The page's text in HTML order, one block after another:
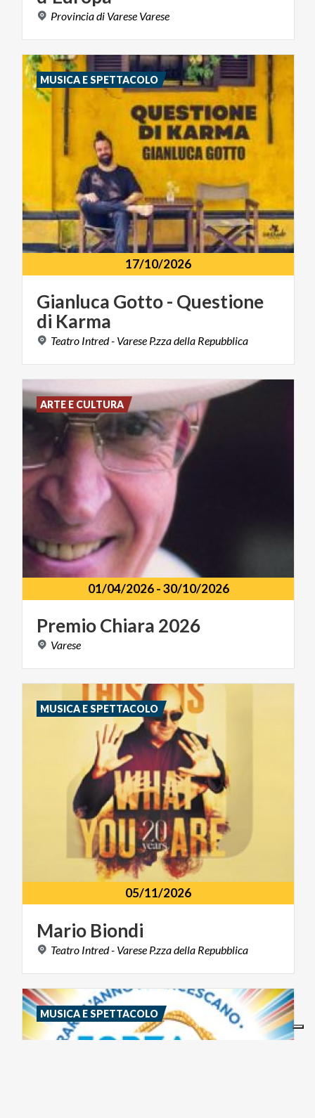
Provinciadi Varese Varese
17/10/2026
Gianluca Gotto- Questione
di Karma
Teatro Intred- Varese P.zzadella Repubblica
MUSICA E SPETTACOLO
01/04/2026-30/10/2026
PremioChiara 2026
Varese
ARTE E CULTURA
05/11/2026
Mario Biondi
Teatro Intred- Varese P.zzadella Repubblica
MUSICA E SPETTACOLO
MUSICA E SPETTACOLO